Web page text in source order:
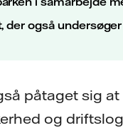
der også
påtaget sig
og